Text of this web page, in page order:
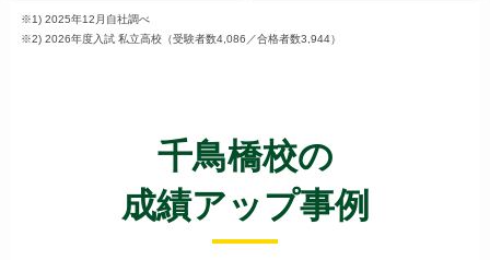
※1) 2025年12月自社調べ
※2) 2026年度入試 私立高校（受験者数4,086／合格者数3,944）
千鳥橋校の
成績アップ事例